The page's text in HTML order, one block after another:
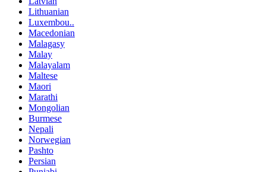
Lithuanian
Luxembou..
Macedonian
Malagasy
Malay
Malayalam
Maltese
Maori
Marathi
Mongolian
Burmese
Nepali
Norwegian
Pashto
Persian